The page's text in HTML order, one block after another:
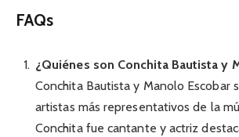
FAQs
¿Quiénes son Conchita Bautista y
Conchita Bautista y Manolo Escobar
artistas más representativos de la
Conchita fue cantante y actriz